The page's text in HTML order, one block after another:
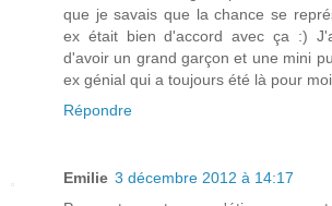
que je savais que la chance se
ex était bien d'accord avec ça :)
d'avoir un grand garçon et une mini
ex génial qui a toujours été là pour
Répondre
Emilie 3 décembre 2012 à 14:17